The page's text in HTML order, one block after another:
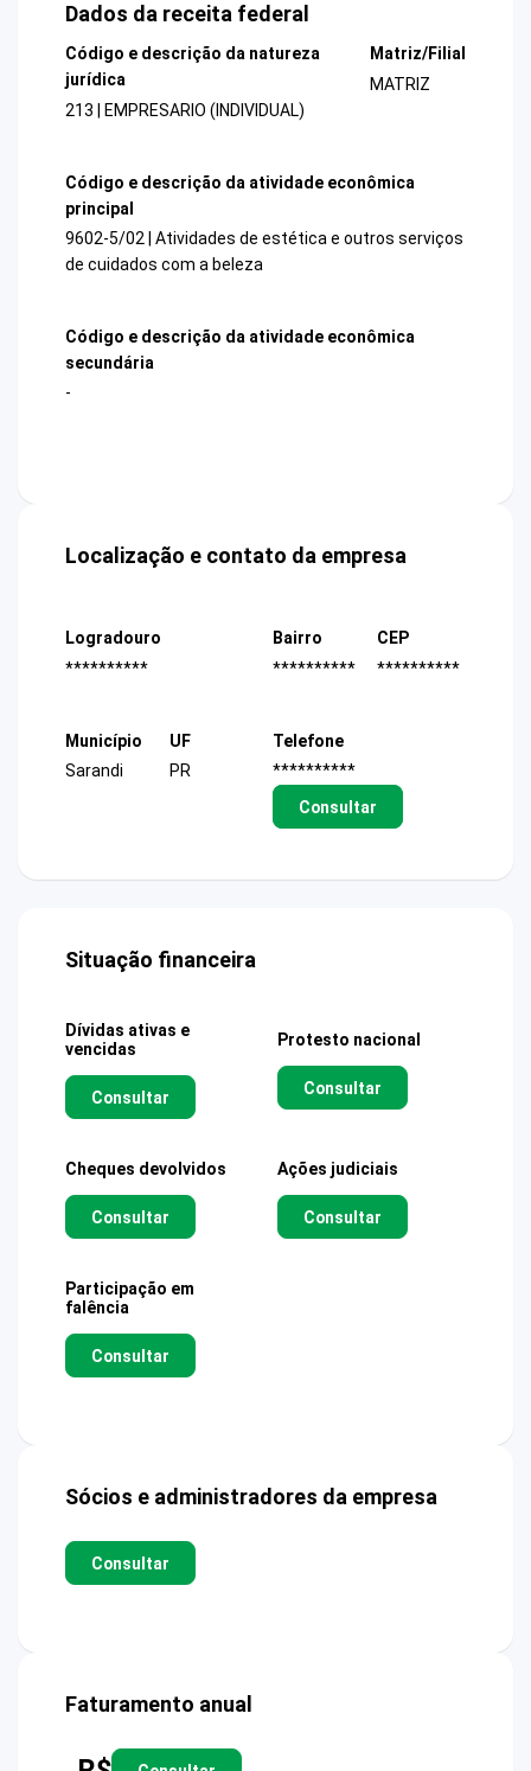
Dados da receita federal
Código e descrição da natureza
jurídica
213 | EMPRESARIO (INDIVIDUAL)
Matriz/Filial
MATRIZ
Código e descrição da atividade econômica
principal
9602-5/02 | Atividades de estética e outros serviços
de cuidados com a beleza
Código e descrição da atividade econômica
secundária
-
Localização e contato da empresa
Logradouro
**********
Bairro
**********
CEP
**********
Município
Sarandi
UF
PR
Telefone
**********
Consultar
Situação financeira
Dívidas ativas e
vencidas
Consultar
Protesto nacional
Consultar
Cheques devolvidos
Consultar
Ações judiciais
Consultar
Participação em
falência
Consultar
Sócios e administradores da empresa
Consultar
Faturamento anual